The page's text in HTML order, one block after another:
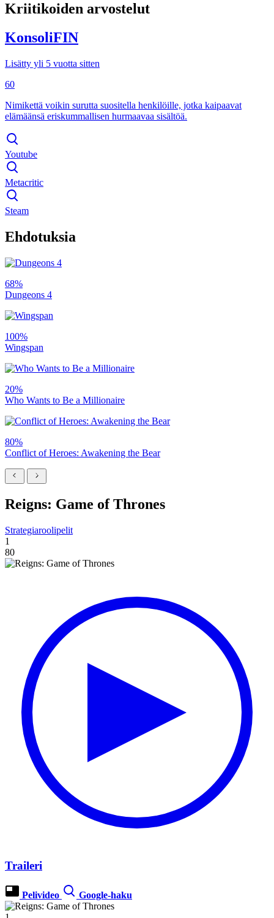
Kriitikoiden arvostelut
KonsoliFIN
Lisätty yli 5 vuotta sitten
60
Nimikettä voikin surutta suositella henkilöille, jotka kaipaavat
elämäänsä eriskummallisen hurmaavaa sisältöä.
Youtube
Metacritic
Steam
Ehdotuksia
68%
Dungeons 4
100%
Wingspan
20%
Who Wants to Be a Millionaire
80%
Conflict of Heroes: Awakening the Bear
Reigns: Game of Thrones
Strategiaroolipelit
1
80
Traileri
Pelivideo Google-haku